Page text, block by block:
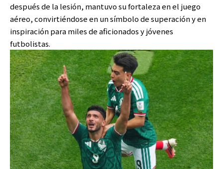
después de la lesión, mantuvo su fortaleza en el juego
aéreo, convirtiéndose en un símbolo de superación y en
inspiración para miles de aficionados y jóvenes
futbolistas.